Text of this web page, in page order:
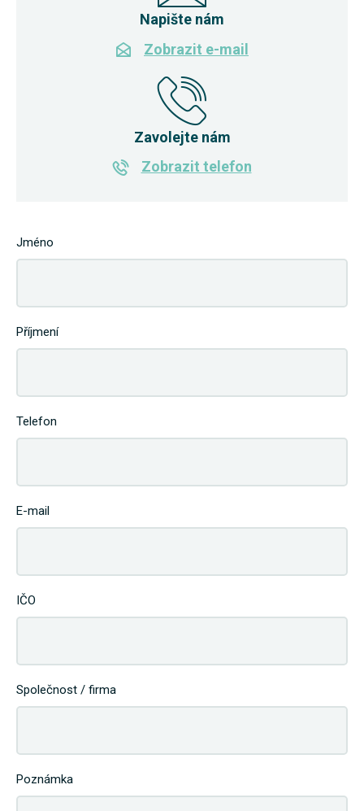
Napište nám
Zobrazit e-mail
Zavolejte nám
Zobrazit telefon
Jméno
Příjmení
Telefon
E-mail
IČO
Společnost / firma
Poznámka